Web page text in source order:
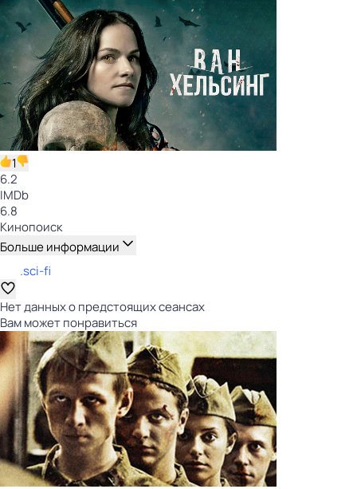
1
6.2
IMDb
6.8
Кинопоиск
Больше информации
.sci-fi
Нет данных о предстоящих сеансах
Вам может понравиться